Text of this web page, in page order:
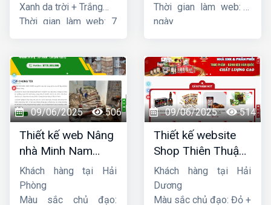
Xanh da trời + Trắng
Thời gian làm web: 7
Thời gian làm web: 7
ngày
09/06/2025 506
Thiết kế web Nâng
nhà Minh Nam
Hoàng
Khách hàng tại Hải
Phòng
Màu sắc chủ đạo:
09/06/2025 514
Thiết kế website
Shop Thiên Thuận
Phát
Khách hàng tại Hải
Dương
Màu sắc chủ đạo: Đỏ +